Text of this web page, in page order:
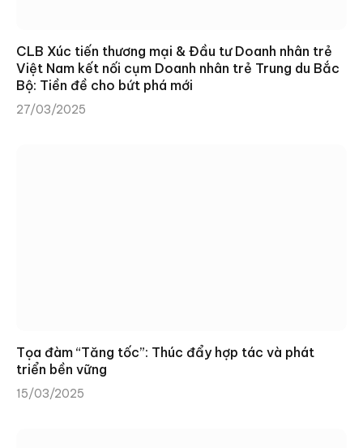
CLB Xúc tiến thương mại & Đầu tư Doanh nhân trẻ
Việt Nam kết nối cụm Doanh nhân trẻ Trung du Bắc
Bộ: Tiền đề cho bứt phá mới
27/03/2025
Tọa đàm “Tăng tốc”: Thúc đẩy hợp tác và phát
triển bền vững
15/03/2025